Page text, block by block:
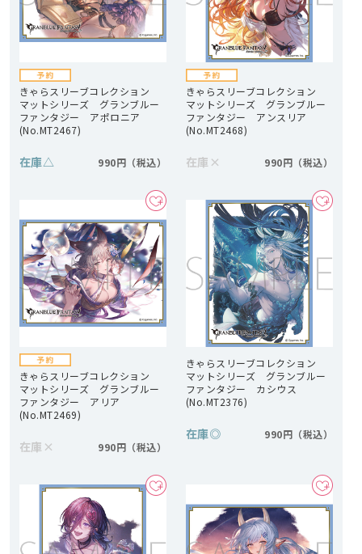
きゃらスリーブコレクション
マットシリーズ グランブルー
ファンタジー アポロニア
(No.MT2467)
在庫△ 990円
きゃらスリーブコレクション
マットシリーズ グランブルー
ファンタジー アンスリア
(No.MT2468)
在庫 × 990円
きゃらスリーブコレクション
マットシリーズ グランブルー
ファンタジー アリア
(No.MT2469)
在庫 × 990円
きゃらスリーブコレクション
マットシリーズ グランブルー
ファンタジー カシウス
(No.MT2376)
在庫◎ 990円